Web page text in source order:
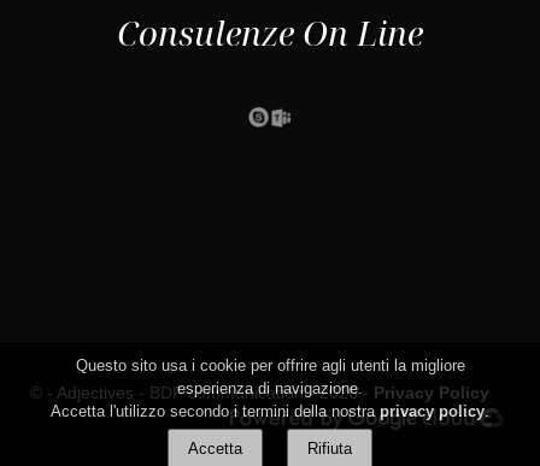
Consulenze On Line
© - Adjectives - BDF communication- 2026 - Privacy Policy
Questo sito usa i cookie per offrire agli utenti la migliore
esperienza di navigazione.
Accetta l'utilizzo secondo i termini della nostra privacy policy.